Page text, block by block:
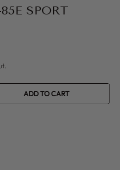
SPORT
ADD TO CART